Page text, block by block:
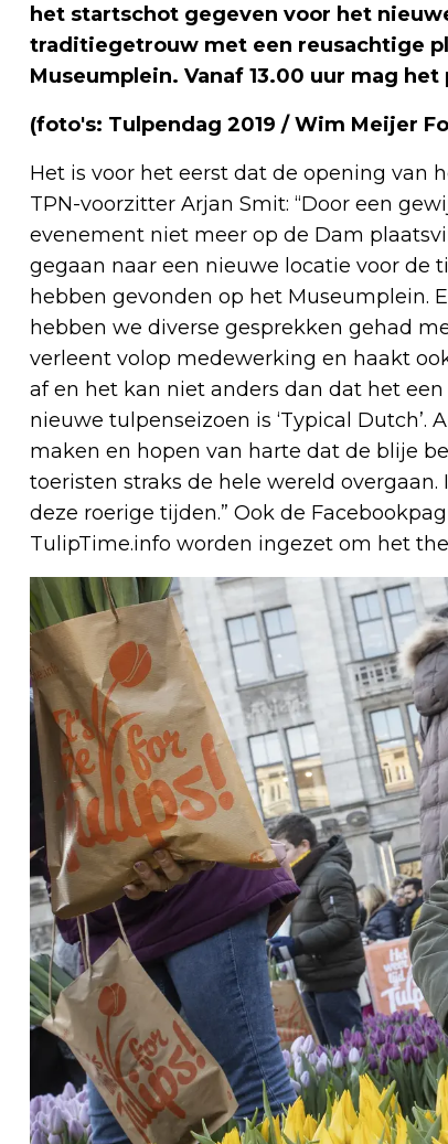
het startschot gegeven voor het
traditiegetrouw met een reusachtige
Museumplein. Vanaf 13.00 uur mag
(foto's: Tulpendag 2019 / Wim Meijer
Het is voor het eerst dat de opening van
TPN-voorzitter Arjan Smit: “Door een
evenement niet meer op de Dam
gegaan naar een nieuwe locatie voor de
hebben gevonden op het Museumplein.
hebben we diverse gesprekken gehad
verleent volop medewerking en haakt
af en het kan niet anders dan dat het
nieuwe tulpenseizoen is ‘Typical Dutch’.
maken en hopen van harte dat de blije
toeristen straks de hele wereld
deze roerige tijden.” Ook de
TulipTime.info worden ingezet om het